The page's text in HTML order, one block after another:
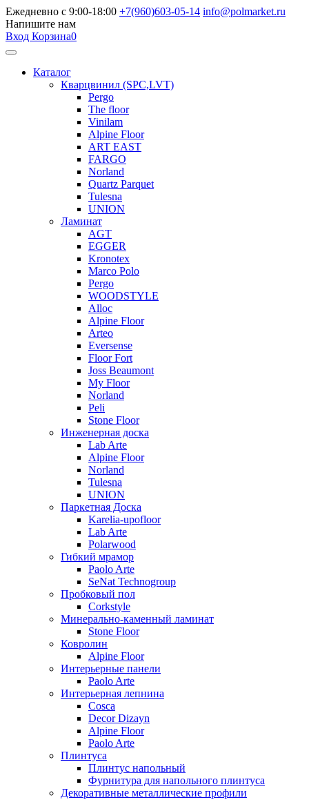
Ежедневно с 9:00-18:00 +7(960)603-05-14 info@polmarket.ru
Напишите нам
Вход Корзина0
Каталог
Кварцвинил (SPC,LVT)
Pergo
The floor
Vinilam
Alpine Floor
ART EAST
FARGO
Norland
Quartz Parquet
Tulesna
UNION
Ламинат
AGT
EGGER
Kronotex
Marco Polo
Pergo
WOODSTYLE
Alloc
Alpine Floor
Arteo
Eversense
Floor Fort
Joss Beaumont
My Floor
Norland
Peli
Stone Floor
Инженерная доска
Lab Arte
Alpine Floor
Norland
Tulesna
UNION
Паркетная Доска
Karelia-upofloor
Lab Arte
Polarwood
Гибкий мрамор
Paolo Arte
SeNat Technogroup
Пробковый пол
Corkstyle
Минерально-каменный ламинат
Stone Floor
Ковролин
Alpine Floor
Интерьерные панели
Paolo Arte
Интерьерная лепнина
Cosca
Decor Dizayn
Alpine Floor
Paolo Arte
Плинтуса
Плинтус напольный
Фурнитура для напольного плинтуса
Декоративные металлические профили